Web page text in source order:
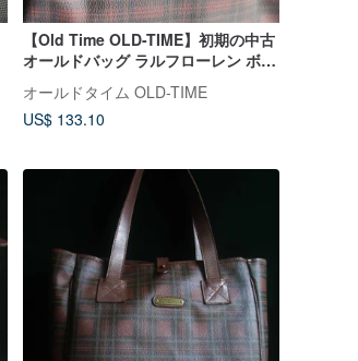
【Old Time OLD-TIME】初期の中古
オールドバッグ ラルフローレン ボス
トンバッグ
オールドタイム OLD-TIME
US$ 133.10